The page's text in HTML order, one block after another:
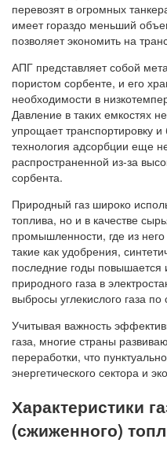
перевозят в огромных
имеет гораздо меньший
позволяет экономить на
АПГ представляет собой
пористом сорбенте, и его
необходимости в
Давление в таких емкостях
упрощает транспортировку
технология адсорбции еще
распространенной из-за
сорбента.
Природный газ широко
топлива, но и в качестве
промышленности, где из
такие как удобрения,
последние годы повышается
природного газа в
выбросы углекислого газа
Учитывая важность
газа, многие страны
переработки, что
энергетического сектора и
Характеристики
(сжиженного)